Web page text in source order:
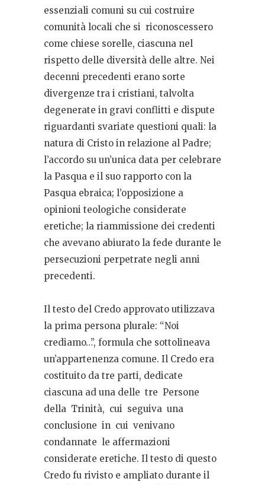
essenziali comuni su cui costruire
comunità locali che si riconoscessero
come chiese sorelle, ciascuna nel
rispetto delle diversità delle altre. Nei
decenni precedenti erano sorte
divergenze tra i cristiani, talvolta
degenerate in gravi conflitti e dispute
riguardanti svariate questioni quali: la
natura di Cristo in relazione al Padre;
l’accordo su un’unica data per celebrare
la Pasqua e il suo rapporto con la
Pasqua ebraica; l’opposizione a
opinioni teologiche considerate
eretiche; la riammissione dei credenti
che avevano abiurato la fede durante le
persecuzioni perpetrate negli anni
precedenti.
Il testo del Credo approvato utilizzava
la prima persona plurale: “Noi
crediamo…”, formula che sottolineava
un’appartenenza comune. Il Credo era
costituito da tre parti, dedicate
ciascuna ad una delle tre Persone
della Trinità, cui seguiva una
conclusione in cui venivano
condannate le affermazioni
considerate eretiche. Il testo di questo
Credo fu rivisto e ampliato durante il